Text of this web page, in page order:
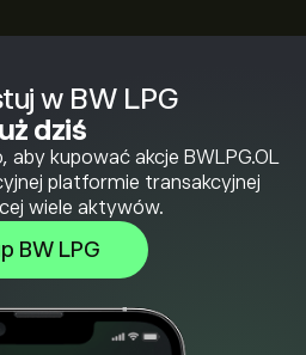
w BW LPG
dziś
aby kupować akcje BWLPG.OL
platformie transakcyjnej
wiele aktywów.
BW LPG